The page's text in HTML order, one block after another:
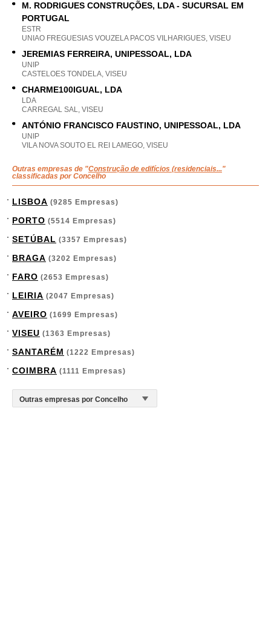
M. RODRIGUES CONSTRUÇÕES, LDA - SUCURSAL EM
PORTUGAL
ESTR
UNIAO FREGUESIAS VOUZELA PACOS VILHARIGUES, VISEU
JEREMIAS FERREIRA, UNIPESSOAL, LDA
UNIP
CASTELOES TONDELA, VISEU
CHARME100IGUAL, LDA
LDA
CARREGAL SAL, VISEU
ANTÓNIO FRANCISCO FAUSTINO, UNIPESSOAL, LDA
UNIP
VILA NOVA SOUTO EL REI LAMEGO, VISEU
Outras empresas de "Construção de edifícios (residenciais..."
classificadas por Concelho
LISBOA (9285 Empresas)
PORTO (5514 Empresas)
SETÚBAL (3357 Empresas)
BRAGA (3202 Empresas)
FARO (2653 Empresas)
LEIRIA (2047 Empresas)
AVEIRO (1699 Empresas)
VISEU (1363 Empresas)
SANTARÉM (1222 Empresas)
COIMBRA (1111 Empresas)